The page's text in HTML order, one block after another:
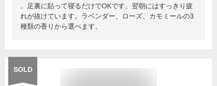
。足裏に貼って寝るだけでOKです。翌朝にはすっきり疲
れが抜けています。ラベンダー、ローズ、カモミールの3
種類の香りから選べます。
SOLD